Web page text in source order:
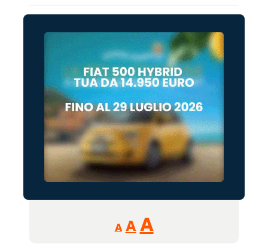
A
Reducir
tamaño
A Restablecer
AAumentar